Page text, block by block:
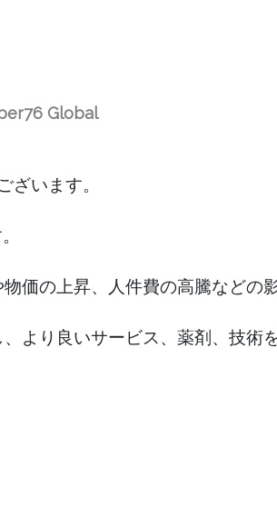
Global
います。
価の上昇、人件費の高騰など
より良いサービス、薬剤、技術